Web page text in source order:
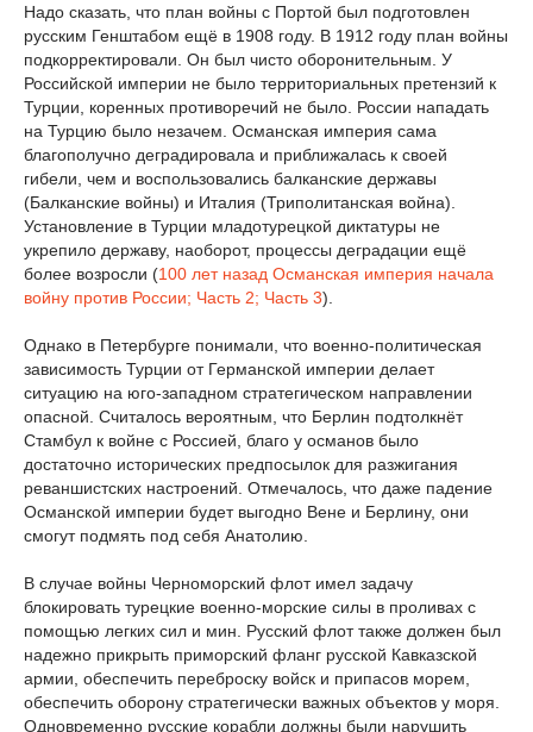
Надо сказать, что план войны с Портой был подготовлен
русским Генштабом ещё в 1908 году. В 1912 году план войны
подкорректировали. Он был чисто оборонительным. У
Российской империи не было территориальных претензий к
Турции, коренных противоречий не было. России нападать
на Турцию было незачем. Османская империя сама
благополучно деградировала и приближалась к своей
гибели, чем и воспользовались балканские державы
(Балканские войны) и Италия (Триполитанская война).
Установление в Турции младотурецкой диктатуры не
укрепило державу, наоборот, процессы деградации ещё
более возросли (100 лет назад Османская империя начала
войну против России; Часть 2; Часть 3).
Однако в Петербурге понимали, что военно-политическая
зависимость Турции от Германской империи делает
ситуацию на юго-западном стратегическом направлении
опасной. Считалось вероятным, что Берлин подтолкнёт
Стамбул к войне с Россией, благо у османов было
достаточно исторических предпосылок для разжигания
реваншистских настроений. Отмечалось, что даже падение
Османской империи будет выгодно Вене и Берлину, они
смогут подмять под себя Анатолию.
В случае войны Черноморский флот имел задачу
блокировать турецкие военно-морские силы в проливах с
помощью легких сил и мин. Русский флот также должен был
надежно прикрыть приморский фланг русской Кавказской
армии, обеспечить переброску войск и припасов морем,
обеспечить оборону стратегически важных объектов у моря.
Одновременно русские корабли должны были нарушить